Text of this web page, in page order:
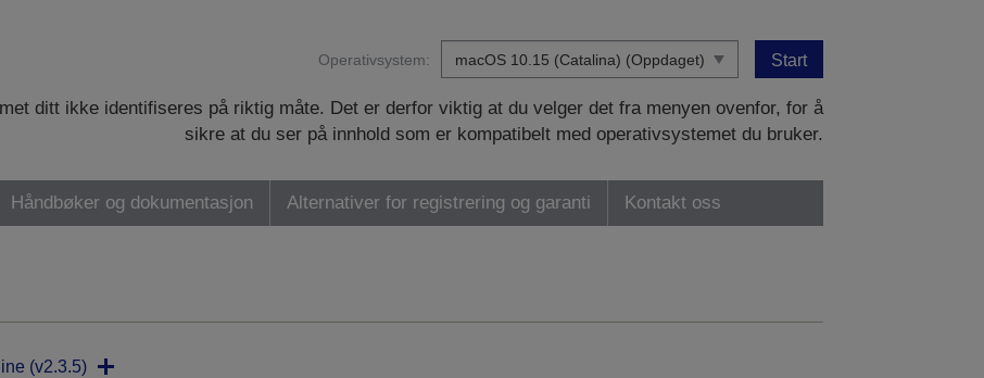
Operativsystem: Start
ditt ikke identifiseres på riktig måte. Det er derfor viktig at du velger det fra menyen ovenfor, for å
sikre at du ser på innhold som er kompatibelt med operativsystemet du bruker.
Håndbøker og dokumentasjon Alternativer for registrering og garanti Kontakt oss
(v2.3.5)